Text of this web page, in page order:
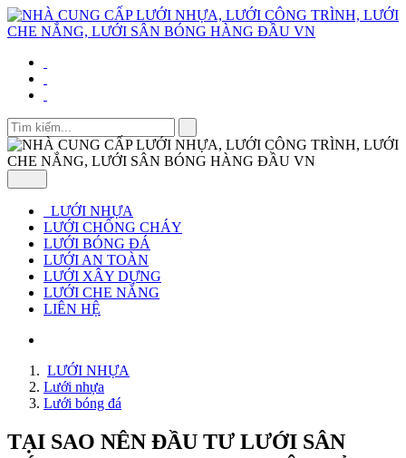
LƯỚI NHỰA
LƯỚI CHỐNG CHÁY
LƯỚI BÓNG ĐÁ
LƯỚI AN TOÀN
LƯỚI XÂY DỰNG
LƯỚI CHE NẮNG
LIÊN HỆ
LƯỚI NHỰA
Lưới nhựa
Lưới bóng đá
TẠI SAO NÊN ĐẦU TƯ LƯỚI SÂN